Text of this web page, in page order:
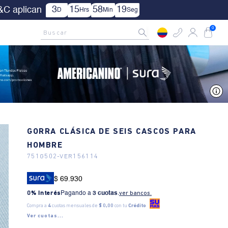
Aplica TYC.
Rastrea tu pedido aquí
Buscar 0
GORRA CLÁSICA DE SEIS CASCOS PARA
HOMBRE
751G502-VER156114
$ 69.930
0% Interés Pagando a3 cuotas.ver bancos.
Compra a 4cuotas mensuales de $ 0,00 con tuCrédito
Ver cuotas...